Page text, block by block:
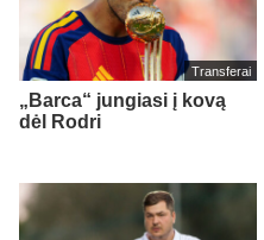
Transferai
„Barca“ jungiasi į kovą
dėl Rodri